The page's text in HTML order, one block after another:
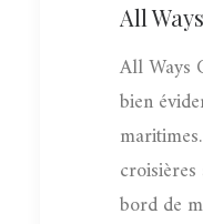
All
All Ways
bien
bord de